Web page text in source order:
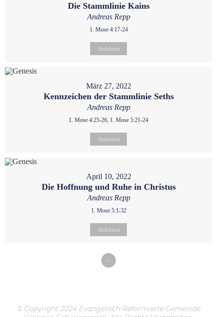
Die Stammlinie Kains
Andreas Repp
1. Mose 4:17-24
Anhören
März 27, 2022
Kennzeichen der Stammlinie Seths
Andreas Repp
1. Mose 4:25-26, 1. Mose 5:21-24
Anhören
April 10, 2022
Die Hoffnung und Ruhe in Christus
Andreas Repp
1. Mose 5:1-32
Anhören
»
© Copyright 2024 Evangelisch-Reformierte Gemeinde